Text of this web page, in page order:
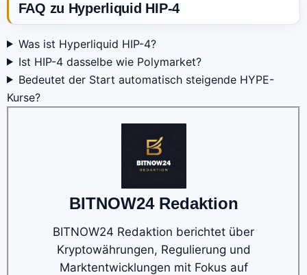
FAQ zu Hyperliquid HIP-4
Was ist Hyperliquid HIP-4?
Ist HIP-4 dasselbe wie Polymarket?
Bedeutet der Start automatisch steigende HYPE-
Kurse?
BITNOW24 Redaktion
BITNOW24 Redaktion berichtet über
Kryptowährungen, Regulierung und
Marktentwicklungen mit Fokus auf